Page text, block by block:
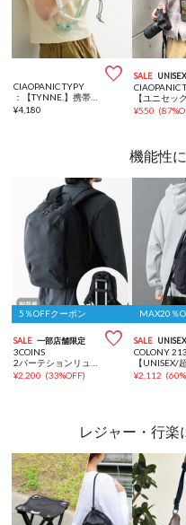

CIAOPANIC TYPY
：【TYNNE.】携帯ショルダー/ボトルホルダーマルチウェイショルダーストラップ
¥4,180
SALE UNISEX
CIAOPANIC
¥550 (
機能性
5％OFFクーポン
SALE 一部店舗限定 
3COINS
¥2,200 (33%OFF)
MAX20％
SALE UNISEX
COLONY
¥2,112 (
レジャー・行楽